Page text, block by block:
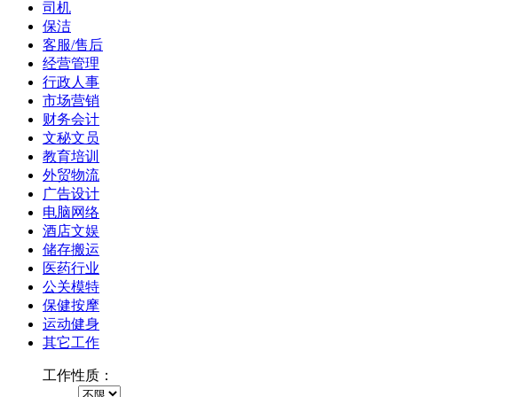
司机
保洁
客服/售后
经营管理
行政人事
市场营销
财务会计
文秘文员
教育培训
外贸物流
广告设计
电脑网络
酒店文娱
储存搬运
医药行业
公关模特
保健按摩
运动健身
其它工作
工作性质：